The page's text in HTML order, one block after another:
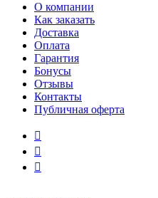
О компании
Как заказать
Доставка
Оплата
Гарантия
Бонусы
Отзывы
Контакты
Публичная оферта